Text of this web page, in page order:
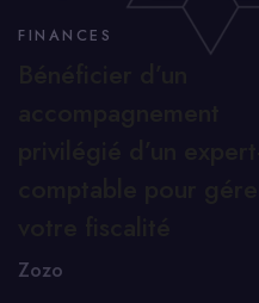
FINANCES
Zozo